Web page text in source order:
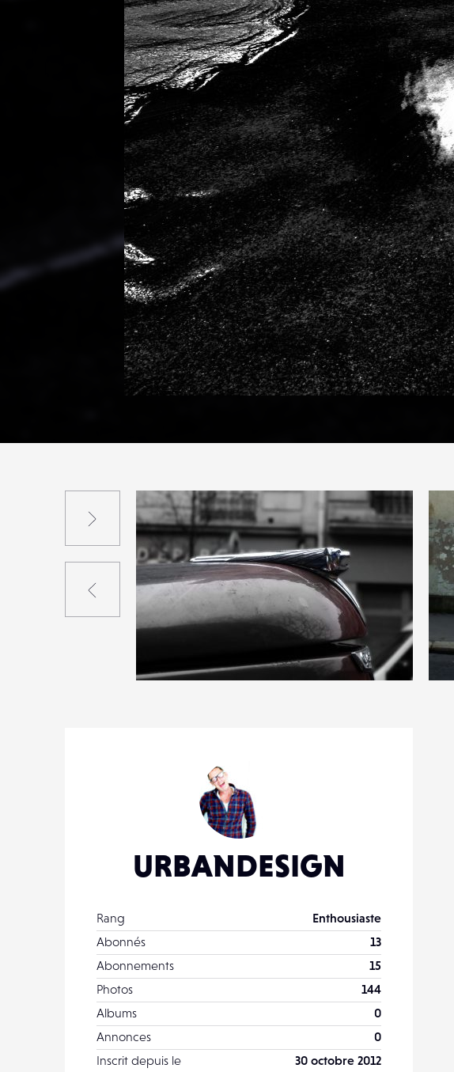
3
29
Suivant
Précédent
URBANDESIGN
Rang
Enthousiaste
Abonnés
13
Abonnements
15
Photos
144
Albums
0
Annonces
0
Inscrit depuis le
30 octobre 2012